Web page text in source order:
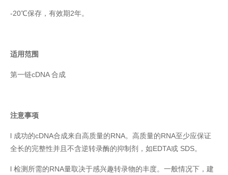
-20℃保存，有效期2年。
适用范围
第一链cDNA 合成
注意事项
l 成功的cDNA合成来自高质量的RNA。高质量的RNA至少应保证
全长的完整性并且不含逆转录酶的抑制剂，如EDTA或 SDS。
l 检测所需的RNA量取决于感兴趣转录物的丰度。一般情况下，建